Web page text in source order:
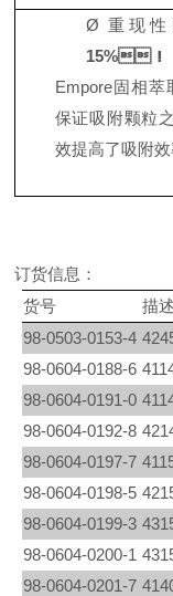
Ø 重现
15%！
Empore固相萃
保证吸附颗粒
效提高了吸附效率
订货信息：
货号
描述
98-0503-0153-4
98-0604-0188-6
98-0604-0191-0
98-0604-0192-8
98-0604-0197-7
98-0604-0198-5
98-0604-0199-3
98-0604-0200-1
98-0604-0201-7